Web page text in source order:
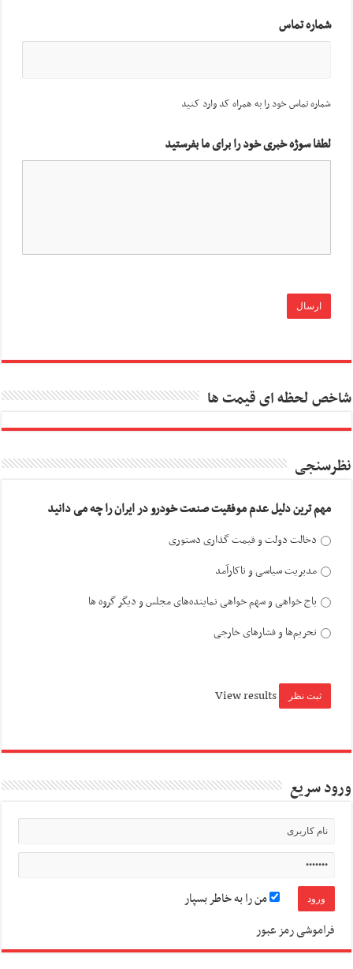
شماره تماس
شماره تماس خود را به همراه کد وارد کنید
لطفا سوژه خبری خود را برای ما بفرستید
شاخص لحظه ای قیمت ها
نظرسنجی
مهم ترین دلیل عدم موفقیت صنعت خودرو در ایران را چه می دانید
دخالت دولت و قیمت گذاری دستوری
مدیریت سیاسی و ناکارآمد
باج خواهی و سهم خواهی نماینده‌های مجلس و دیگر گروه ها
تحریم‌ها و فشارهای خارجی
View results
ورود سریع
من را به خاطر بسپار
فراموشی رمز عبور